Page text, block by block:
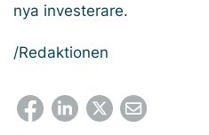
nya investerare.
/Redaktionen